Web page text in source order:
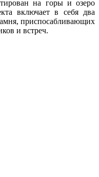
на горы и озеро
включает в себя два
приспосабливающих
и встреч.